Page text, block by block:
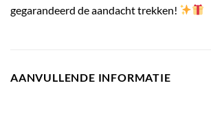
gegarandeerd de aandacht trekken!
AANVULLENDE INFORMATIE